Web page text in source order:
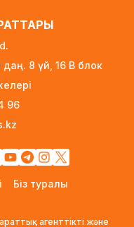
үлесі
алаяқтар
даң. 8 үй, 16 B блок
96
Біз туралы
агенттікті және